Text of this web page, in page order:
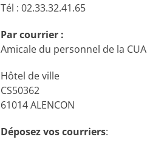
Tél : 02.33.32.41.65
Par courrier :
Amicale du personnel de la CUA
Hôtel de ville
CS50362
61014 ALENCON
Déposez vos courriers: